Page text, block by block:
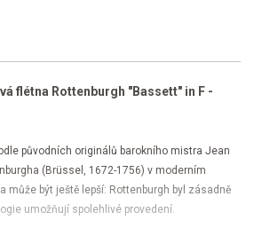
flétna Rottenburgh "Bassett" in F -
původních originálů barokního mistra Jean
(Brüssel, 1672-1756) v moderním
může být ještě lepší: Rottenburgh byl zásadně
umožňují spolehlivé provedení.